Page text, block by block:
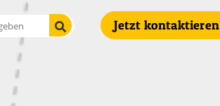
Suche startenJetzt kontaktieren